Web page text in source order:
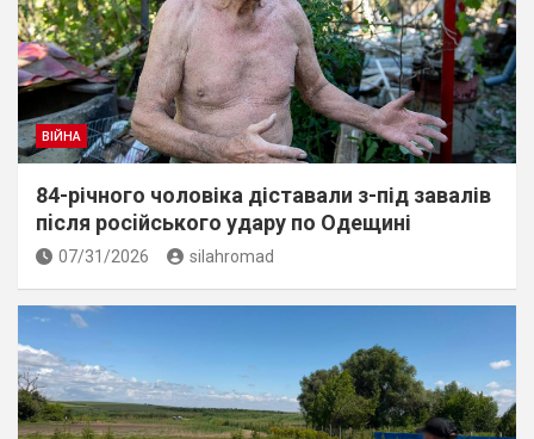
ВІЙНА
84-річного чоловіка діставали з-під завалів
пiсля росiйського удару по Одещині
07/31/2026 silahromad